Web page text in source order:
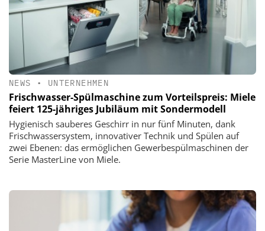
NEWS • UNTERNEHMEN
Frischwasser-Spülmaschine zum Vorteilspreis: Miele
feiert 125-jähriges Jubiläum mit Sondermodell
Hygienisch sauberes Geschirr in nur fünf Minuten, dank
Frischwassersystem, innovativer Technik und Spülen auf
zwei Ebenen: das ermöglichen Gewerbespülmaschinen der
Serie MasterLine von Miele.